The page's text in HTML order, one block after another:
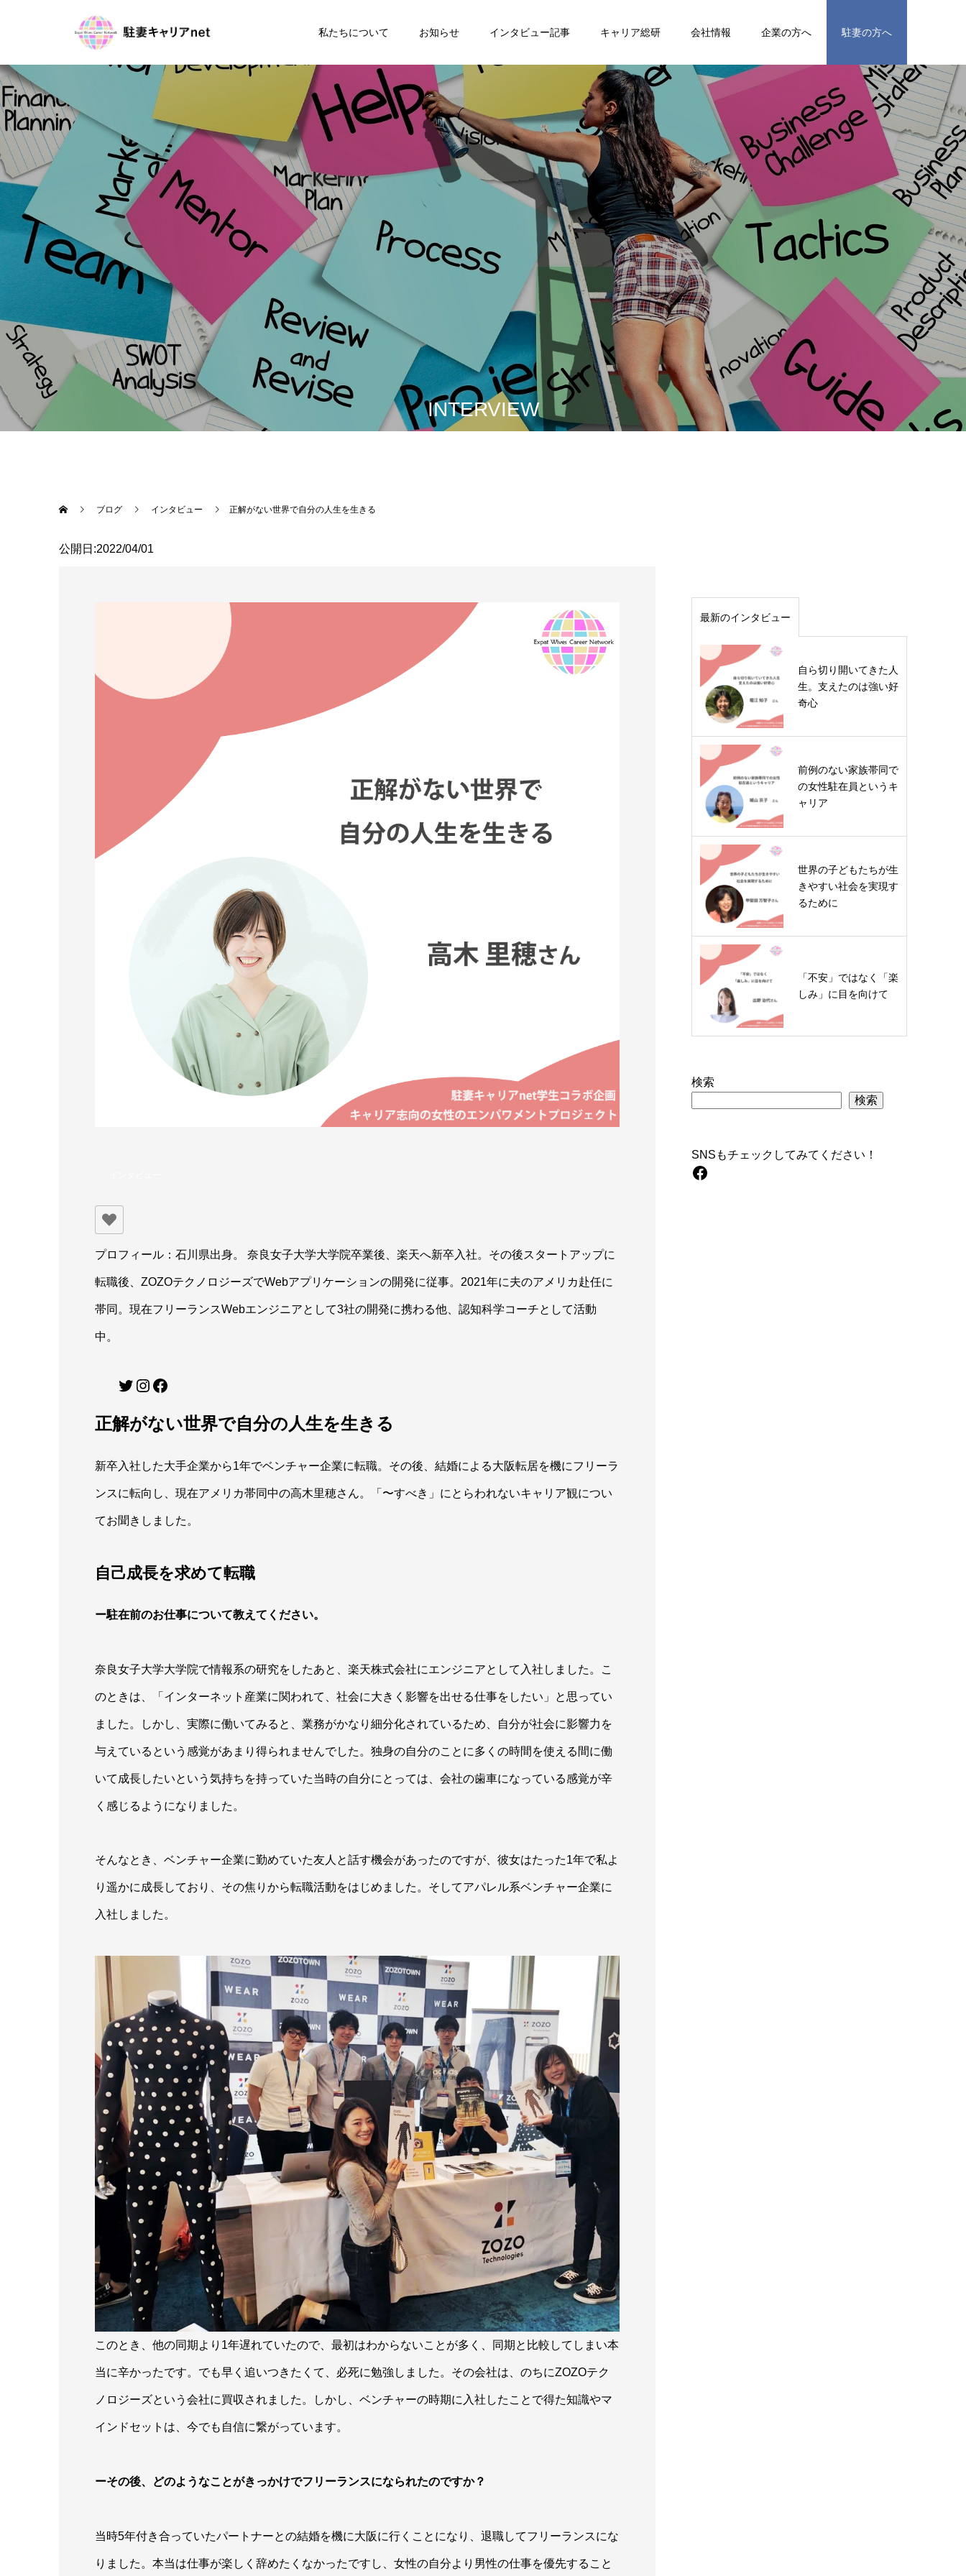
私たちについて お知らせ インタビュー記事 キャリア総研 会社情報 企業の方へ 駐妻の方へ
INTERVIEW
ブログ インタビュー 正解がない世界で自分の人生を生きる
公開日:2022/04/01
プロフィール：石川県出身。 奈良女子大学大学院卒業後、楽天へ新卒入社。その後スタートアップに
転職後、ZOZOテクノロジーズでWebアプリケーションの開発に従事。2021年に夫のアメリカ赴任に
帯同。現在フリーランスWebエンジニアとして3社の開発に携わる他、認知科学コーチとして活動
中。
Twitter
Instagram
Facebook
正解がない世界で自分の人生を生きる
新卒入社した大手企業から1年でベンチャー企業に転職。その後、結婚による大阪転居を機にフリーラ
ンスに転向し、現在アメリカ帯同中の高木里穂さん。「〜すべき」にとらわれないキャリア観につい
てお聞きしました。
自己成長を求めて転職
ー駐在前のお仕事について教えてください。
奈良女子大学大学院で情報系の研究をしたあと、楽天株式会社にエンジニアとして入社しました。こ
のときは、「インターネット産業に関われて、社会に大きく影響を出せる仕事をしたい」と思ってい
ました。しかし、実際に働いてみると、業務がかなり細分化されているため、自分が社会に影響力を
与えているという感覚があまり得られませんでした。独身の自分のことに多くの時間を使える間に働
いて成長したいという気持ちを持っていた当時の自分にとっては、会社の歯車になっている感覚が辛
く感じるようになりました。
そんなとき、ベンチャー企業に勤めていた友人と話す機会があったのですが、彼女はたった1年で私よ
り遥かに成長しており、その焦りから転職活動をはじめました。そしてアパレル系ベンチャー企業に
入社しました。
このとき、他の同期より1年遅れていたので、最初はわからないことが多く、同期と比較してしまい本
当に辛かったです。でも早く追いつきたくて、必死に勉強しました。その会社は、のちにZOZOテク
ノロジーズという会社に買収されました。しかし、ベンチャーの時期に入社したことで得た知識やマ
インドセットは、今でも自信に繋がっています。
ーその後、どのようなことがきっかけでフリーランスになられたのですか？
当時5年付き合っていたパートナーとの結婚を機に大阪に行くことになり、退職してフリーランスにな
りました。本当は仕事が楽しく辞めたくなかったですし、女性の自分より男性の仕事を優先すること
最新のインタビュー
自ら切り開いてきた人
生。支えたのは強い好
奇心
前例のない家族帯同で
の女性駐在員というキ
ャリア
世界の子どもたちが生
きやすい社会を実現す
るために
「不安」ではなく「楽
しみ」に目を向けて
検索
検索
SNSもチェックしてみてください！